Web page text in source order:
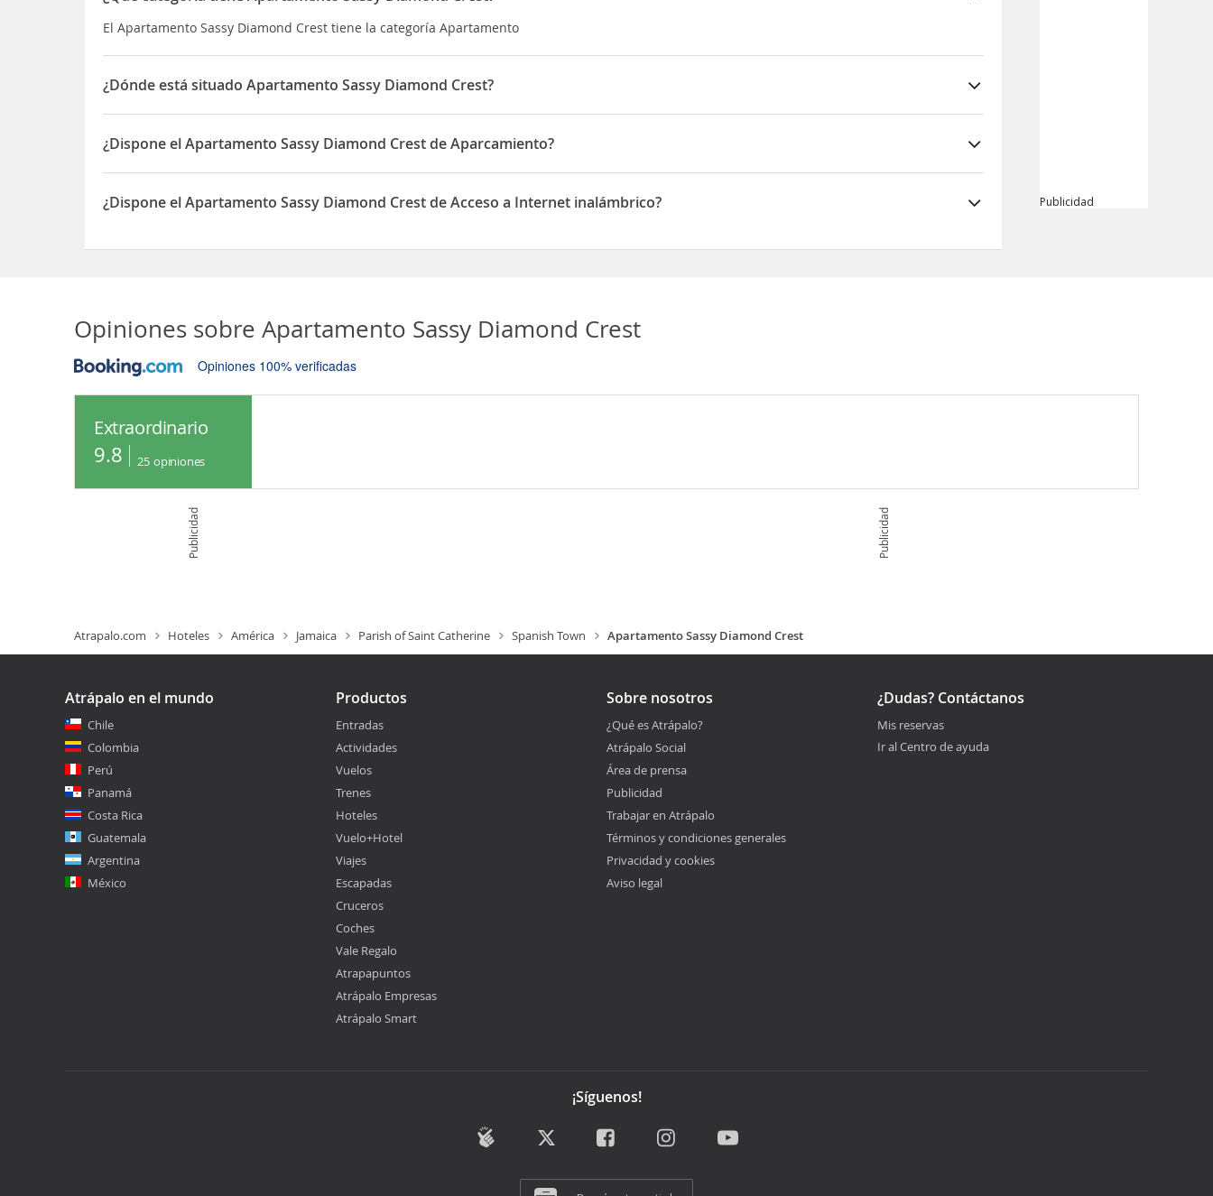
El Apartamento Sassy Diamond Crest tiene la categoría Apartamento
¿Dónde está situado Apartamento Sassy Diamond Crest?
El Apartamento Sassy Diamond Crest está situado en Lot 416 Pearl Avenue, Phoenix Park Village, Portmore, St. Catherine, Jamaica
¿Dispone el Apartamento Sassy Diamond Crest de Aparcamiento?
Sí, el Apartamento Sassy Diamond Crest dispone de Aparcamiento
¿Dispone el Apartamento Sassy Diamond Crest de Acceso a Internet inalámbrico? Publicidad
Opiniones sobre Apartamento Sassy Diamond Crest
Opiniones 100% verificadas
Extraordinario
9.8 25 opiniones
Publicidad Publicidad
Atrapalo.com Hoteles América Jamaica Parish of Saint Catherine Spanish Town Apartamento Sassy Diamond Crest
Atrápalo en el mundo
Chile
Colombia
Perú
Panamá
Costa Rica
Guatemala
Argentina
México
Productos
Entradas
Actividades
Vuelos
Trenes
Hoteles
Vuelo+Hotel
Viajes
Escapadas
Cruceros
Coches
Vale Regalo
Atrapapuntos
Atrápalo Empresas
Atrápalo Smart
Sobre nosotros
¿Qué es Atrápalo?
Atrápalo Social
Área de prensa
Publicidad
Trabajar en Atrápalo
Términos y condiciones generales
Privacidad y cookies
Aviso legal
¿Dudas? Contáctanos
Mis reservas
Ir al Centro de ayuda
¡Síguenos!